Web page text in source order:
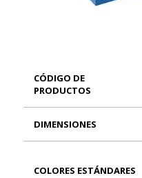
CÓDIGO DE
PRODUCTOS
DIMENSIONES
COLORES ESTÁNDARES